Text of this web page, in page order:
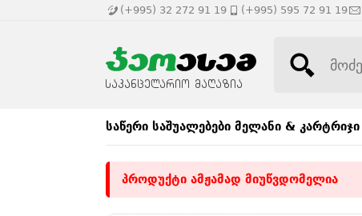
(+995) 32 272 91 19 (+995) 595 72 91 19
საწერი საშუალებები მელანი & კარტრიჯი
პროდუქტი ამჟამად მიუწვდომელია